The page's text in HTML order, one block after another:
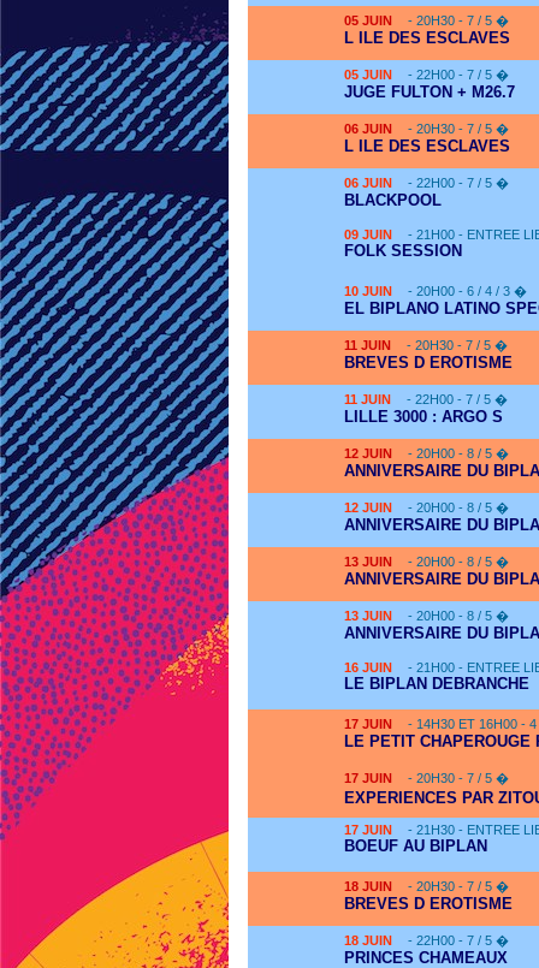
05 JUIN - 20H30 - 7 / 5 �
L ILE DES ESCLAVES
05 JUIN - 22H00 - 7 / 5 �
JUGE FULTON + M26.7
06 JUIN - 20H30 - 7 / 5 �
L ILE DES ESCLAVES
06 JUIN - 22H00 - 7 / 5 �
BLACKPOOL
09 JUIN - 21H00 - ENTREE
FOLK SESSION
10 JUIN - 20H00 - 6 / 4 / 3 �
EL BIPLANO LATINO
11 JUIN - 20H30 - 7 / 5 �
BREVES D EROTISME
11 JUIN - 22H00 - 7 / 5 �
LILLE 3000 : ARGO S
12 JUIN - 20H00 - 8 / 5 �
ANNIVERSAIRE DU
12 JUIN - 20H00 - 8 / 5 �
ANNIVERSAIRE DU
13 JUIN - 20H00 - 8 / 5 �
ANNIVERSAIRE DU
13 JUIN - 20H00 - 8 / 5 �
ANNIVERSAIRE DU
16 JUIN - 21H00 - ENTREE
LE BIPLAN DEBRANCHE
17 JUIN - 14H30 ET 16H00 -
LE PETIT CHAPEROUGE
17 JUIN - 20H30 - 7 / 5 �
EXPERIENCES PAR
17 JUIN - 21H30 - ENTREE
BOEUF AU BIPLAN
18 JUIN - 20H30 - 7 / 5 �
BREVES D EROTISME
18 JUIN - 22H00 - 7 / 5 �
PRINCES CHAMEAUX